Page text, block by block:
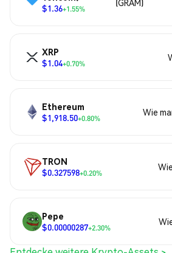
$1.36+1.55%
(GRAM)
XRP
$1.04+0.70%
Ethereum
$1,918.50+0.80%
Wie
TRON
$0.327598+0.20%
Pepe
$0.00000287+2.30%